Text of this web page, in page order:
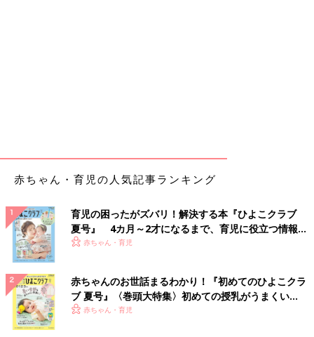
赤ちゃん・育児の人気記事ランキング
育児の困ったがズバリ！解決する本『ひよこクラブ
夏号』 4カ月～2才になるまで、育児に役立つ情報が
いっぱい！
赤ちゃん・育児
赤ちゃんのお世話まるわかり！『初めてのひよこクラ
ブ 夏号』〈巻頭大特集〉初めての授乳がうまくい
く！ おっぱい・ミルクの基本と夏のトラブル 解決テ
赤ちゃん・育児